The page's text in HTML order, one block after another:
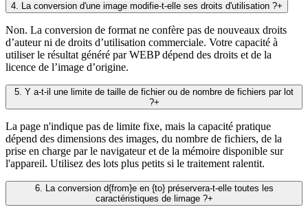
4. La conversion d'une image modifie-t-elle ses droits d'utilisation ?+
Non. La conversion de format ne confère pas de nouveaux droits
d’auteur ni de droits d’utilisation commerciale. Votre capacité à
utiliser le résultat généré par WEBP dépend des droits et de la
licence de l’image d’origine.
5. Y a-t-il une limite de taille de fichier ou de nombre de fichiers par lot
?+
La page n'indique pas de limite fixe, mais la capacité pratique
dépend des dimensions des images, du nombre de fichiers, de la
prise en charge par le navigateur et de la mémoire disponible sur
l'appareil. Utilisez des lots plus petits si le traitement ralentit.
6. La conversion d{from}e en {to} préservera-t-elle toutes les
caractéristiques de limage ?+